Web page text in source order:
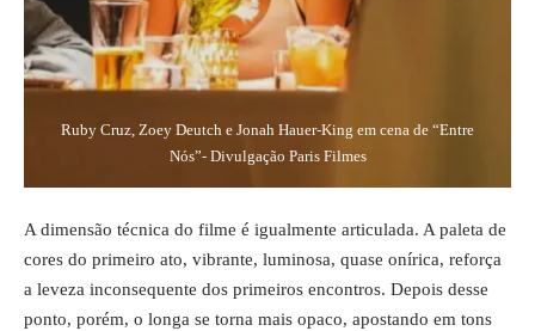
Ruby Cruz, Zoey Deutch e Jonah Hauer-King em cena de “Entre
Nós”- Divulgação Paris Filmes
A dimensão técnica do filme é igualmente articulada. A paleta de
cores do primeiro ato, vibrante, luminosa, quase onírica, reforça
a leveza inconsequente dos primeiros encontros. Depois desse
ponto, porém, o longa se torna mais opaco, apostando em tons